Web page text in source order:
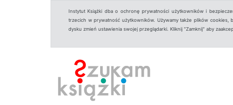
Instytut Książki dba o ochronę prywatności użytkowników i
trzecich w prywatność użytkowników. Używamy także plików cookies,
dysku zmień ustawienia swojej przeglądarki. Kliknij "Zamknij" aby